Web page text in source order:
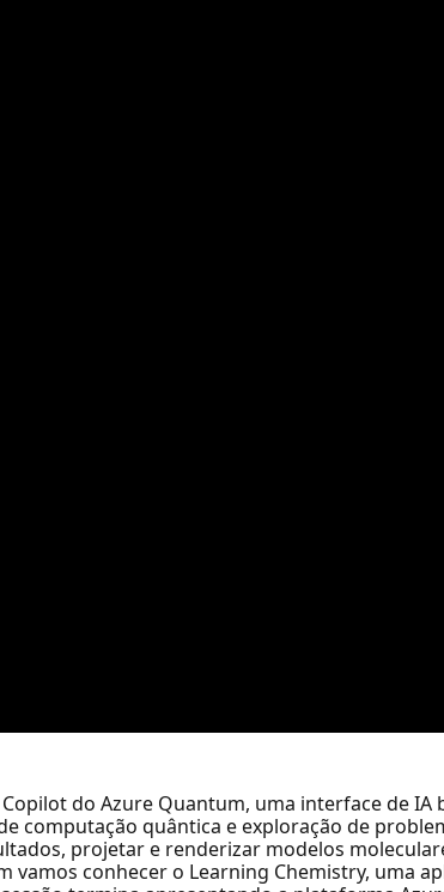
do Azure Quantum, uma interface de IA
computação quântica e exploração de
projetar e renderizar modelos
vamos conhecer o Learning Chemistry, uma